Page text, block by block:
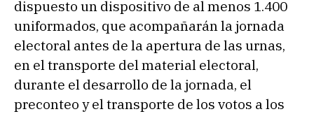
dispuesto un dispositivo de al menos 1.400
uniformados, que acompañarán la jornada
electoral antes de la apertura de las urnas,
en el transporte del material electoral,
durante el desarrollo de la jornada, el
preconteo y el transporte de los votos a los